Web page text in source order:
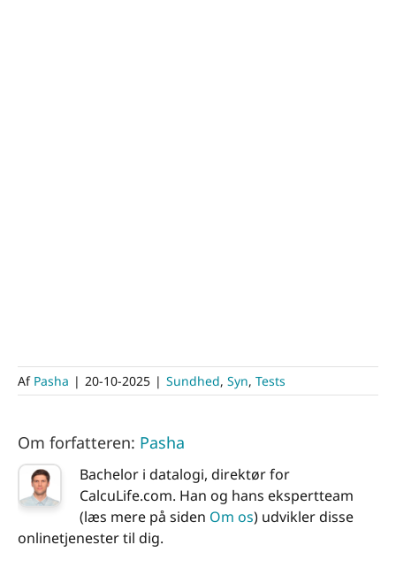
Af Pasha | 20-10-2025 | Sundhed, Syn, Tests
Om forfatteren: Pasha
Bachelor i datalogi, direktør for
CalcuLife.com. Han og hans ekspertteam
(læs mere på siden Om os) udvikler disse
onlinetjenester til dig.